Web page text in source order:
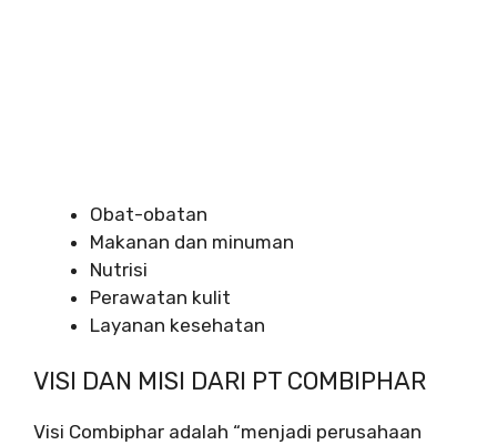
Obat-obatan
Makanan dan minuman
Nutrisi
Perawatan kulit
Layanan kesehatan
VISI DAN MISI DARI PT COMBIPHAR
Visi Combiphar adalah “menjadi perusahaan